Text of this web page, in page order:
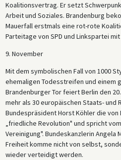
Koalitionsvertrag. Er setzt
Arbeit und Soziales. Brandenburg
Mauerfall erstmals eine rot-rote
Parteitage von SPD und Linkspartei
9. November
Mit dem symbolischen Fall von 1000
ehemaligen Todesstreifen und einem
Brandenburger Tor feiert Berlin den
mehr als 30 europäischen Staats-
Bundespräsident Horst Köhler die von
„friedliche Revolution" und spricht
Vereinigung". Bundeskanzlerin Angela
Freiheit komme nicht von selbst,
wieder verteidigt werden.